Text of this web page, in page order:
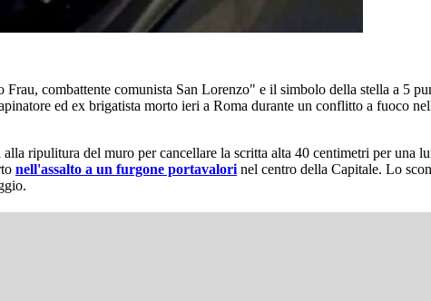
combattente comunista San Lorenzo" e il simbolo della stella a 5
ed ex brigatista morto ieri a Roma durante un conflitto a fuoco
ripulitura del muro per cancellare la scritta alta 40 centimetri per una
nell'assalto a un furgone portavalori nel centro della Capitale. Lo